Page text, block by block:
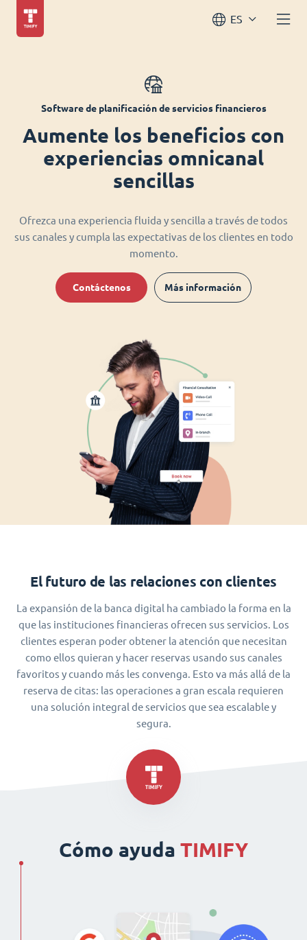
ES
Software de planificación de servicios financieros
Aumente los beneficios con
experiencias omnicanal
sencillas
Ofrezca una experiencia fluida y sencilla a través de todos
sus canales y cumpla las expectativas de los clientes en todo
momento.
Contáctenos Más información
El futuro de las relaciones con clientes
La expansión de la banca digital ha cambiado la forma en la
que las instituciones financieras ofrecen sus servicios. Los
clientes esperan poder obtener la atención que necesitan
como ellos quieran y hacer reservas usando sus canales
favoritos y cuando más les convenga. Esto va más allá de la
reserva de citas: las operaciones a gran escala requieren
una solución integral de servicios que sea escalable y
segura.
Cómo ayuda TIMIFY